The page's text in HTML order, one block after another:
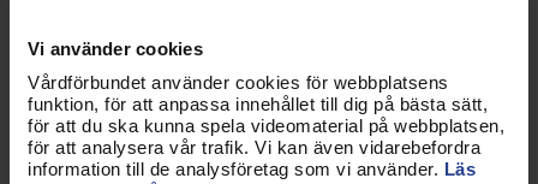
Vi använder cookies
Vårdförbundet använder cookies för webbplatsens
funktion, för att anpassa innehållet till dig på bästa sätt,
för att du ska kunna spela videomaterial på webbplatsen,
för att analysera vår trafik. Vi kan även vidarebefordra
information till de analysföretag som vi använder. Läs
– Många tror röntgensjuksköterska är en
vidareutbildning för sjuksköterskor, men det är ju
en egen profession.
Johan ser flera utvecklingsmöjligheter i framtiden: